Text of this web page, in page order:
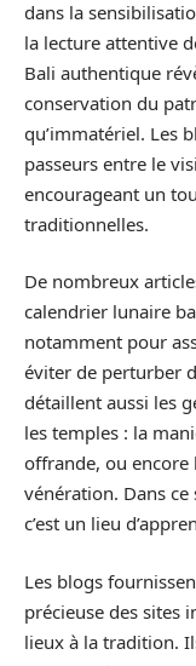
dans la
la lecture attentive
Bali authentique
conservation du
qu’immatériel. Les
passeurs entre le
encourageant un
traditionnelles.
De nombreux
calendrier lunaire
notamment pour
éviter de perturber
détaillent aussi les
les temples : la
offrande, ou encore
vénération. Dans ce
c’est un lieu
Les blogs
précieuse des sites
lieux à la tradition.